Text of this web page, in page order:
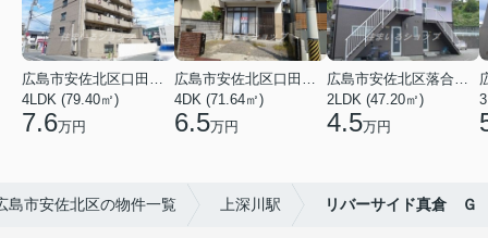
広島市安佐北区口田３丁目
4LDK (79.40㎡)
7.6万円
広島市安佐北区口田５丁目
4DK (71.64㎡)
6.5万円
広島市安佐北区落合南９丁目
2LDK (47.20㎡)
4.5万円
島市安佐北区の物件一覧 上深川駅 リバーサイド真倉 Ｇ